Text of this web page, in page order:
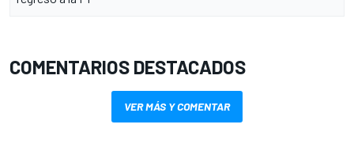
COMENTARIOS DESTACADOS
VER MÁS Y COMENTAR